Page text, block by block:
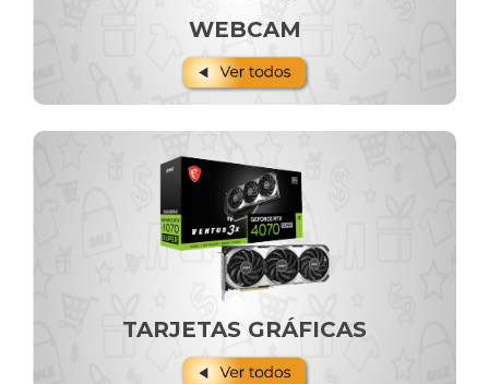
WEBCAM
TARJETAS GRÁFICAS